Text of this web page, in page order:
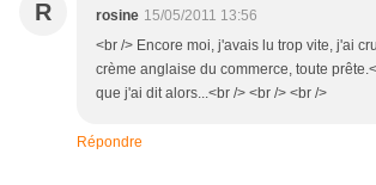
R rosine 15/05/2011 13:56
<br /> Encore moi, j'avais lu trop vite, j'ai
crème anglaise du commerce, toute
que j'ai dit alors...<br /> <br /> <br />
Répondre